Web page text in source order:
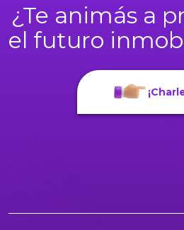
¿Te animás a
el futuro